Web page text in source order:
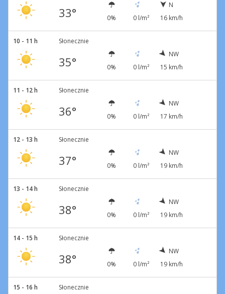
33° 0% 0 l/m²
N
16 km/h
10 - 11 h Słonecznie
35° 0% 0 l/m²
NW
15 km/h
11 - 12 h Słonecznie
36° 0% 0 l/m²
NW
17 km/h
12 - 13 h Słonecznie
37° 0% 0 l/m²
NW
19 km/h
13 - 14 h Słonecznie
38° 0% 0 l/m²
NW
19 km/h
14 - 15 h Słonecznie
38° 0% 0 l/m²
NW
19 km/h
15 - 16 h Słonecznie